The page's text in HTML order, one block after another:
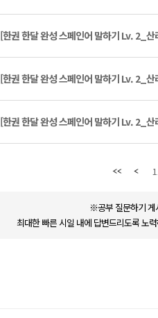
[한권 한달 완성 스페인어 말하기 Lv. 2_
[한권 한달 완성 스페인어 말하기 Lv. 2_
[한권 한달 완성 스페인어 말하기 Lv. 2_
※공부 질문하기 게
최대한 빠른 시일 내에 답변드리도록 노